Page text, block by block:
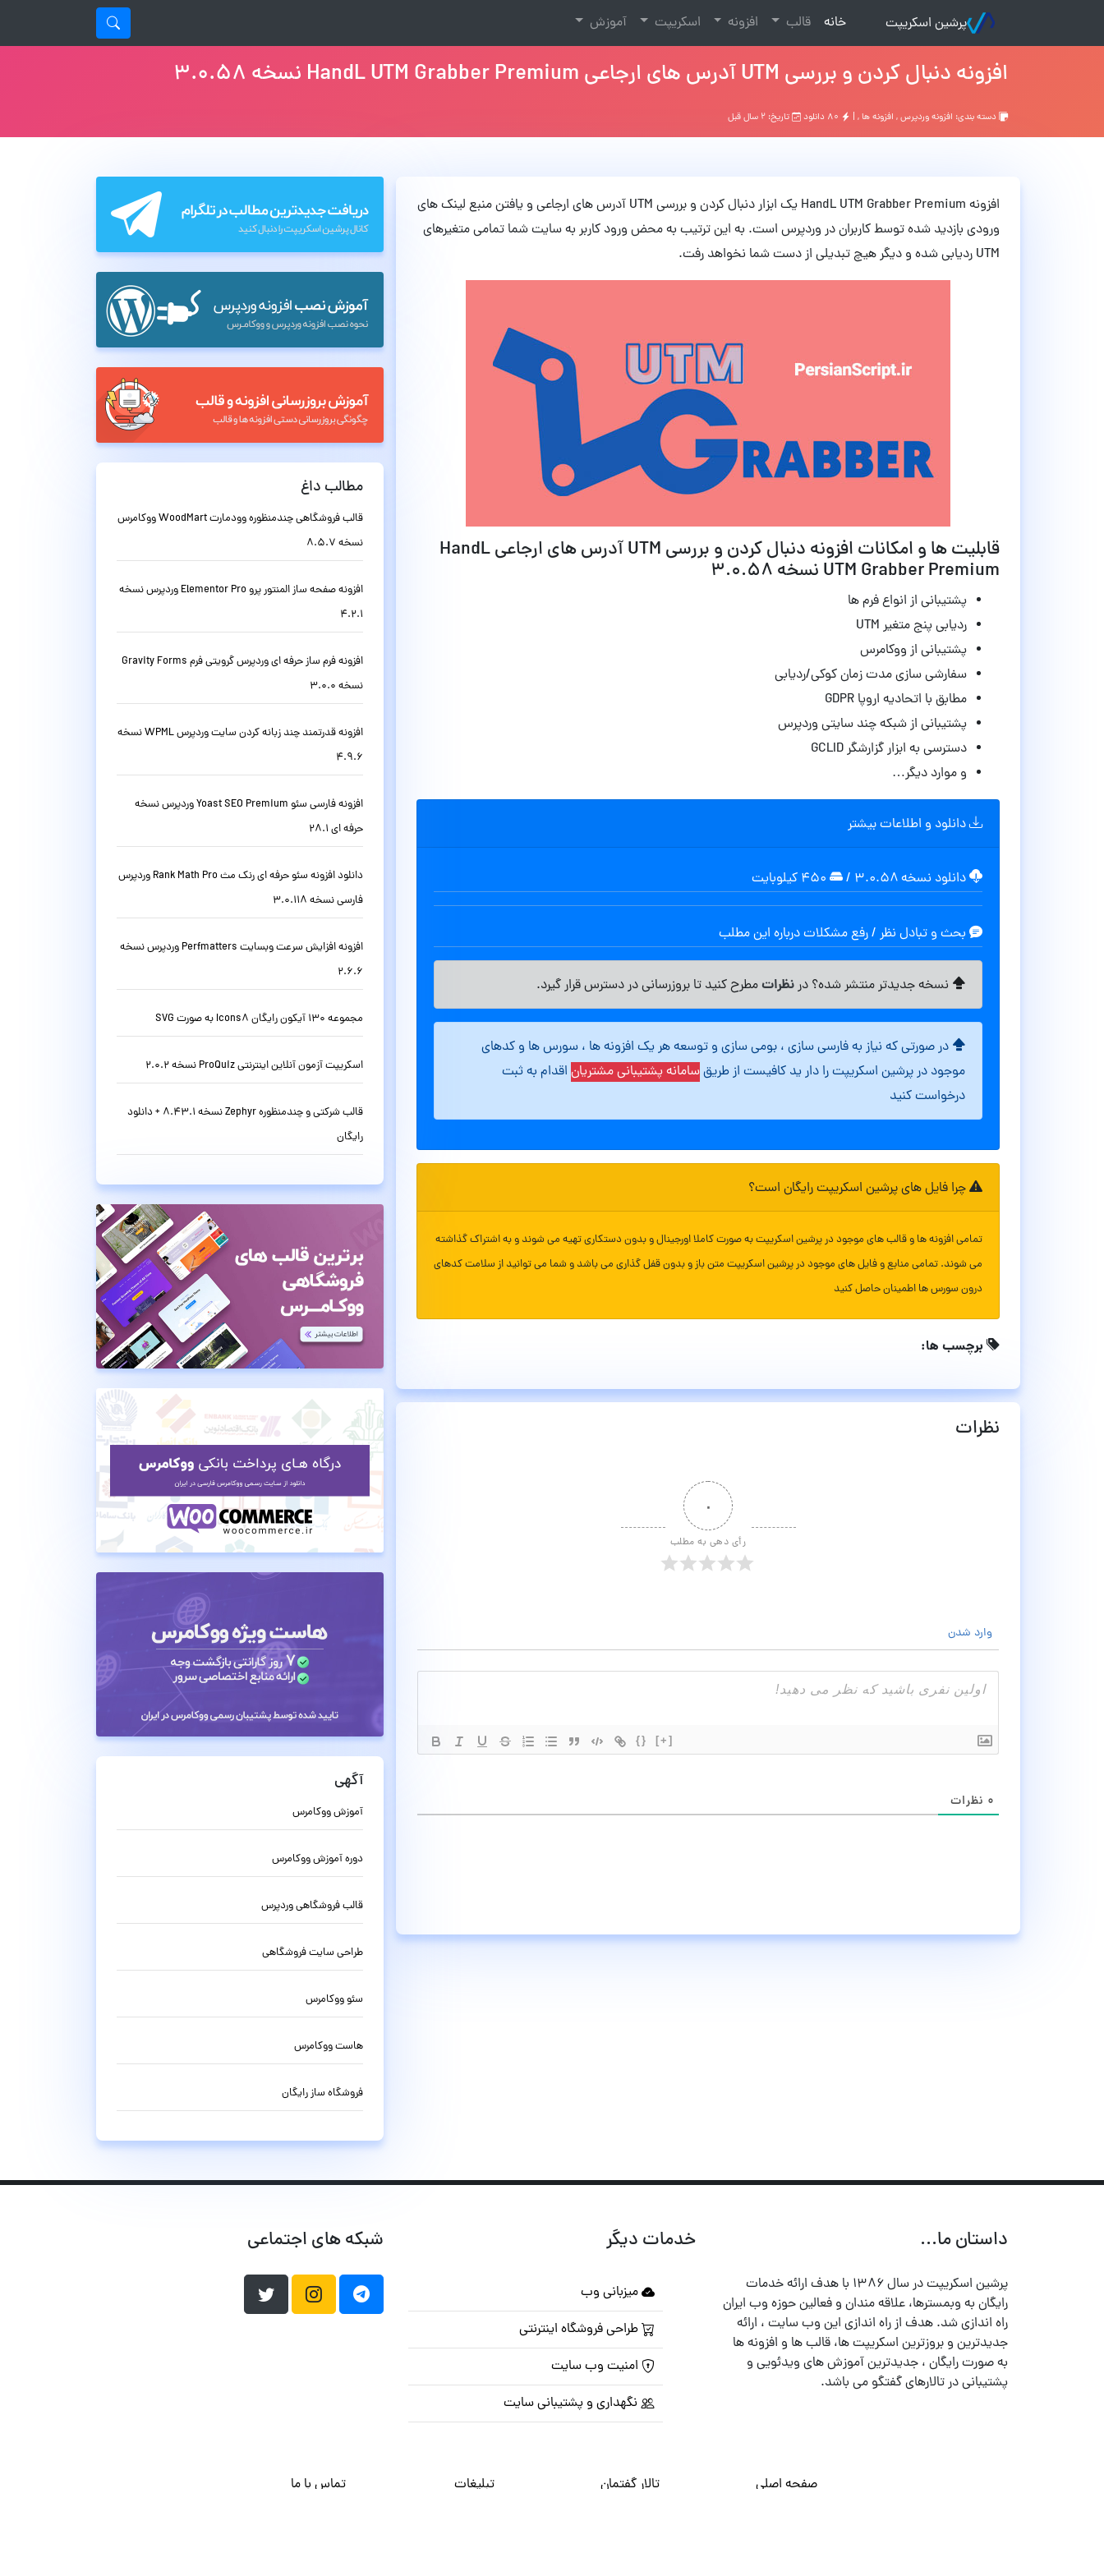
پرشین اسکریپت خانه
(current) قالب افزونه اسکریپت آموزش
افزونه دنبال کردن و بررسی UTM آدرس های ارجاعی HandL UTM Grabber Premium نسخه 3.0.58
دسته بندی: افزونه وردپرس, افزونه ها, | تاریخ: ۲ سال قبل
افزونه HandL UTM Grabber Premium یک ابزار دنبال کردن و بررسی UTM آدرس های ارجاعی و یافتن منبع لینک های
ورودی بازدید شده توسط کاربران در وردپرس است. به این ترتیب به محض ورود کاربر به سایت شما تمامی متغیرهای
UTM ردیابی شده و دیگر هیچ تبدیلی از دست شما نخواهد رفت.
قابلیت ها و امکانات افزونه دنبال کردن و بررسی UTM آدرس های ارجاعی HandL
UTM Grabber Premium نسخه 3.0.58
پشتیبانی از انواع فرم ها
ردیابیپنج متغیر UTM
پشتیبانی از ووکامرس
سفارشی سازیمدت زمان کوکی/ردیابی
مطابق با اتحادیه اروپا GDPR
پشتیبانی از شبکه چند سایتی وردپرس
دسترسی به ابزار گزارشگر GCLID
و موارد دیگر…
دانلود و اطلاعات بیشتر
دانلود نسخه ۳.۰.۵۸ /
بحث و تبادل نظر / رفع مشکلات درباره این مطلب
نسخه جدیدتر منتشر شده؟ درنظراتمطرح کنید تا بروزرسانی در دسترس قرار گیرد.
در صورتی که نیاز به فارسی سازی ، بومی سازی و توسعه هر یک افزونه ها ، سورس ها و کدهای
موجود در پرشین اسکریپت را دار ید کافیست از طریقسامانه پشتیبانی مشتریان اقدام به ثبت
درخواست کنید
چرا فایل های پرشین اسکریپت رایگان است؟
تمامی افزونه ها و قالب های موجود در پرشین اسکریپت به صورت کاملا اورجینال و بدون دستکاری تهیه می شوند و به اشتراک گذاشته
می شوند. تمامی منابع و فایل های موجود در پرشین اسکریپت متن باز و بدون قفل گذاری می باشد و شما می توانید از سلامت کدهای
درون سورس ها اطمینان حاصل کنید
برچسب ها:
نظرات
۰
رأی دهی به مطلب
وارد شدن
{} [+]
۰ نظرات
مطالب داغ
قالب فروشگاهی چندمنظوره وودمارت WoodMart ووکامرس
نسخه 8.5.7
افزونه صفحه ساز المنتور پرو Elementor Pro وردپرس نسخه
4.2.1
افزونه فرم ساز حرفه ای وردپرس گرویتی فرم Gravity Forms
نسخه 3.0.0
افزونه قدرتمند چند زبانه کردن سایت وردپرس WPML نسخه
4.9.6
افزونه فارسی سئو Yoast SEO Premium وردپرس نسخه
حرفه ای 28.1
دانلود افزونه سئو حرفه ای رنک مث Rank Math Pro وردپرس
فارسی نسخه 3.0.118
افزونه افزایش سرعت وبسایت Perfmatters وردپرس نسخه
2.6.6
مجموعه 130 آیکون رایگان Icons8 به صورت SVG
اسکریپت آزمون آنلاین اینترنتی ProQuiz نسخه 2.0.2
قالب شرکتی و چندمنظوره Zephyr نسخه 8.43.1 + دانلود
رایگان
آگهی
آموزش ووکامرس
دوره آموزش ووکامرس
قالب فروشگاهی وردپرس
طراحی سایت فروشگاهی
سئو ووکامرس
هاست ووکامرس
فروشگاه ساز رایگان
داستان ما...
پرشین اسکریپت در سال ۱۳۸۶ با هدف ارائه خدمات
رایگان به وبمسترها، علاقه مندان و فعالین حوزه وب ایران
راه اندازی شد. هدف از راه اندازی این وب سایت ، ارائه
جدیدترین و بروزترین اسکریپت ها، قالب ها و افزونه ها
به صورت رایگان ، جدیدترین آموزش های ویدئویی و
پشتیبانی در تالارهای گفتگو می باشد.
خدمات دیگر
میزبانی وب
طراحی فروشگاه اینترنتی
امنیت وب سایت
نگهداری و پشتیبانی سایت
شبکه های اجتماعی
صفحه اصلی تالار گفتمان تبلیغات تماس با ما